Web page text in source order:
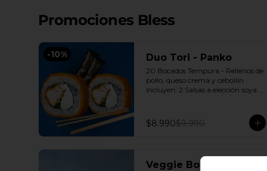
Promociones Bless
-10% Duo Tori - Panko
20 Bocados Tempura - Rellenos de
pollo, queso crema y cebollín
Incluyen: 2 Salsas a elección soya o
$8.990$9.990
Veggie Box